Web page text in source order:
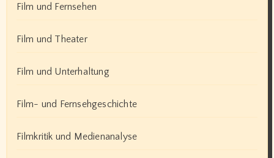
Film und Fernsehen
Film und Theater
Film und Unterhaltung
Film- und Fernsehgeschichte
Filmkritik und Medienanalyse